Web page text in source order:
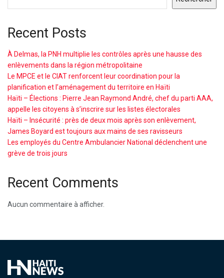
Recent Posts
À Delmas, la PNH multiplie les contrôles après une hausse des
enlèvements dans la région métropolitaine
Le MPCE et le CIAT renforcent leur coordination pour la
planification et l’aménagement du territoire en Haïti
Haïti – Élections : Pierre Jean Raymond André, chef du parti AAA,
appelle les citoyens à s’inscrire sur les listes électorales
Haïti – Insécurité : près de deux mois après son enlèvement,
James Boyard est toujours aux mains de ses ravisseurs
Les employés du Centre Ambulancier National déclenchent une
grève de trois jours
Recent Comments
Aucun commentaire à afficher.